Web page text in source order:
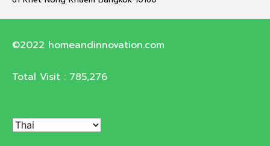
©2022 homeandinnovation.com
Total Visit : 785,276